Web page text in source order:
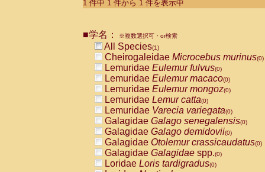
Cebidae Cebus albifrons
CebidaeCebus nigrivittatus
CebidaeCebus
CebidaeSaimiri boliviensis(0)
CebidaeSaimiri sciureus(0)
AtelidaeAlouatta caraya(0)
AtelidaeAlouatta fusca(0)
AtelidaeAlouatta seniculus
AtelidaeAlouattaspp.(0)
AtelidaeAteles belzebuth(0)
AtelidaeAteles geoffroyi(0)
AtelidaeAteles paniscus(0)
AtelidaeAtelesspp.(0)
Atelidae Lagothrix lagothricha
1 件中 1 件から 1 件を表示中
■学名： ※複数選択可・or検索
All Species(1)
Cheirogaleidae Microcebus murinus(0)
Lemuridae Eulemur fulvus(0)
Lemuridae Eulemur macaco(0)
Lemuridae Eulemur mongoz(0)
Lemuridae Lemur catta(0)
Lemuridae Varecia variegata(0)
Galagidae Galago senegalensis(0)
Galagidae Galago demidovii(0)
Galagidae Otolemur crassicaudatus(0)
Galagidae Galagidae spp.(0)
Loridae Loris tardigradus(0)